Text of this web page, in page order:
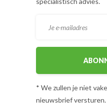
* We zullen je niet
nieuwsbrief versturen.